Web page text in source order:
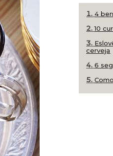
4
10
cerveja
6